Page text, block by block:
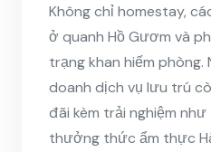
Không chỉ homestay,
ở quanh Hồ Gươm và
trạng khan hiếm phòng.
doanh dịch vụ lưu trú
đãi kèm trải nghiệm
thưởng thức ẩm thực